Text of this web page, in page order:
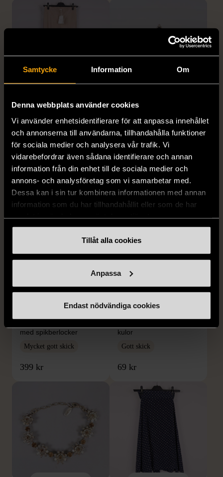
Samtycke Information Om
Denna webbplats använder cookies
Vi använder enhetsidentifierare för att anpassa innehållet
och annonserna till användarna, tillhandahålla funktioner
för sociala medier och analysera vår trafik. Vi
vidarebefordrar även sådana identifierare och annan
information från din enhet till de sociala medier och
annons- och analysföretag som vi samarbetar med.
Dessa kan i sin tur kombinera informationen med annan
information som du har tillhandahållit eller som de har
Tillåt alla cookies
Anpassa
Endast nödvändiga cookies
Dobber - Beige byxor
med resårmidja
läderimitation
S (34-36) Nytt skick
179 kr
KumKum Ring i
sterlingsilver med svarta
stenar
Gott skick
399 kr
OKÄNT MÄRKE
Örhängen i sterlingsilver
med spikberlocker
Mycket gott skick
399 kr
OKÄNT MÄRKE
Armband med färgglada
kulor
Gott skick
69 kr